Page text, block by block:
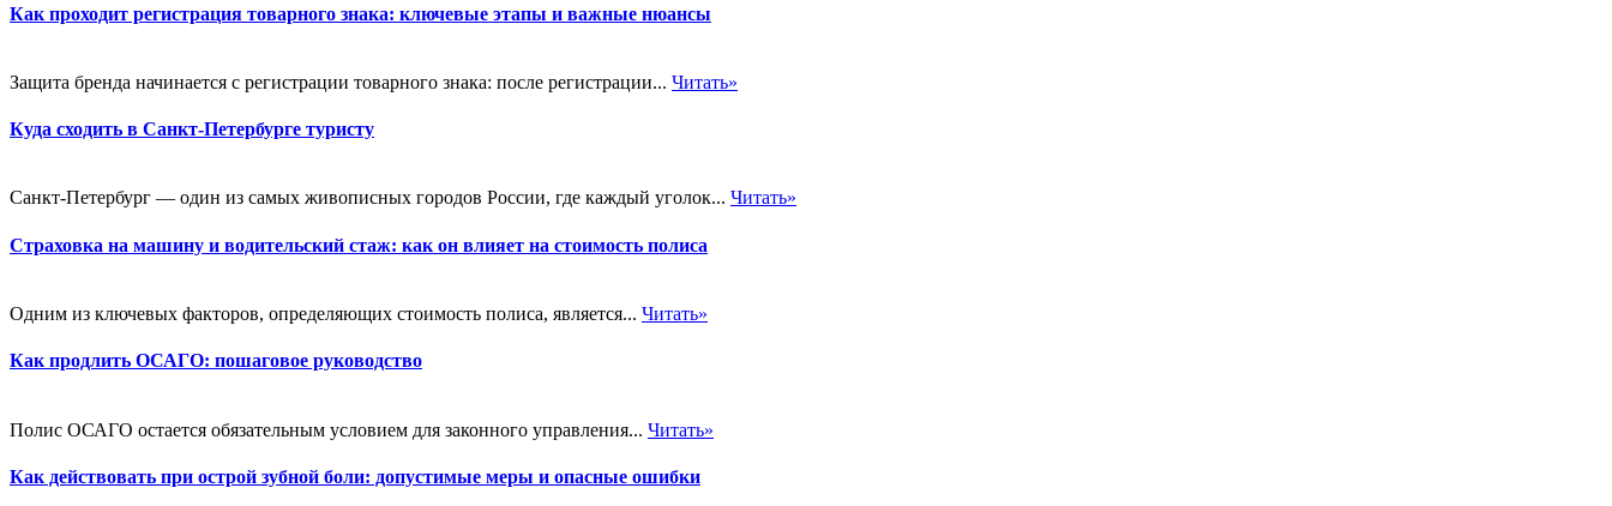
Как проходит регистрация товарного знака: ключевые этапы и важные нюансы
Защита бренда начинается с регистрации товарного знака: после регистрации... Читать»
Куда сходить в Санкт-Петербурге туристу
Санкт-Петербург — один из самых живописных городов России, где каждый уголок... Читать»
Страховка на машину и водительский стаж: как он влияет на стоимость полиса
Одним из ключевых факторов, определяющих стоимость полиса, является... Читать»
Как продлить ОСАГО: пошаговое руководство
Полис ОСАГО остается обязательным условием для законного управления... Читать»
Как действовать при острой зубной боли: допустимые меры и опасные ошибки